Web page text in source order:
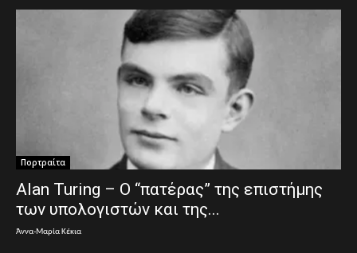
Πορτραίτα
Alan Turing – Ο “πατέρας” της επιστήμης
των υπολογιστών και της...
Άννα-Μαρία Κέκια